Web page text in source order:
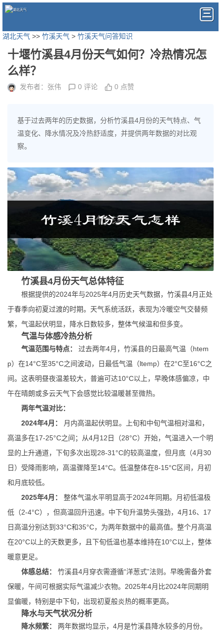
湖北天气 >> 竹溪天气 > 竹溪天气问答知识
十堰竹溪县4月份天气如何？冷热情况怎
么样？
发布者：张伟 0 评论 0 点赞
基于过去两年的历史数据，分析竹溪县4月份的天气特点、气
温变化、降水情况及冷热舒适度，并提供两年数据的对比观
察。
竹溪县4月份天气总体特征
根据提供的2024年与2025年4月历史天气数据，竹溪县4月正处
于春季向初夏过渡的时期。天气系统活跃，表现为冷暖空气交替频
繁，气温起伏明显，降水日数较多，整体气候温和但多变。
气温与体感冷热分析
气温范围与特点：
过去两年4月，竹溪县的日最高气温（htem
p）在14°C至35°C之间波动，日最低气温（ltemp）在2°C至16°C之
间。这表明昼夜温差较大，普遍可达10°C以上，早晚体感偏凉，中
午在晴朗或多云天气下会感觉比较温暖甚至微热。
两年气温对比：
2024年4月：
月内高温起伏明显。上旬和中旬气温相对温和，
高温多在17-25°C之间；从4月12日（28°C）开始，气温进入一个明
显的上升通道，下旬多次出现28-31°C的较高温度，但月底（4月30
日）受降雨影响，高温骤降至14°C。低温整体在8-15°C区间，月初
和月底较低。
2025年4月：
整体气温水平明显高于2024年同期。月初低温极
低（2-4°C），但高温回升迅速。中下旬升温势头强劲，4月16、17
日高温分别达到33°C和35°C，为两年数据中的最高值。整个月高温
在20°C以上的天数更多，且下旬低温也基本维持在10°C以上，整体
暖意更足。
体感总结：
竹溪县4月穿衣需遵循“洋葱式”法则。早晚需备外套
保暖，午间可根据实际气温减少衣物。2025年4月比2024年同期明
显偏暖，特别是中下旬，出现初夏般炎热的概率更高。
降水与天气状况分析
降水频繁：
两年数据均显示，4月是竹溪县降水较多的月份。